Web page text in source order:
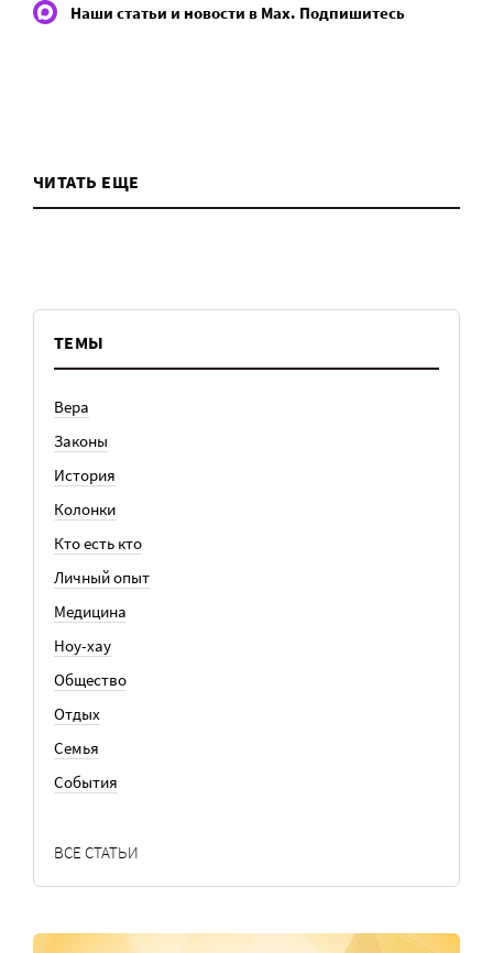
Наши статьи и новости в Max. Подпишитесь
ЧИТАТЬ ЕЩЕ
ТЕМЫ
Вера
Законы
История
Колонки
Кто есть кто
Личный опыт
Медицина
Ноу-хау
Общество
Отдых
Семья
События
ВСЕ СТАТЬИ